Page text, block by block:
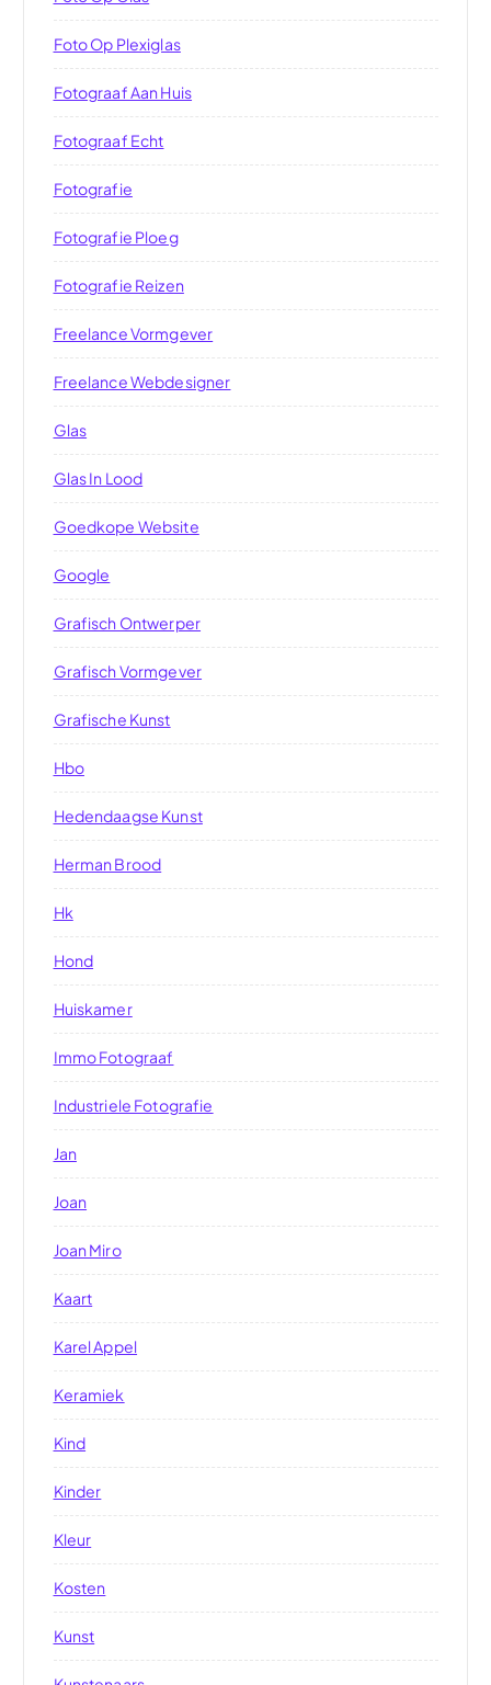
Foto Op Plexiglas
Fotograaf Aan Huis
Fotograaf Echt
Fotografie
Fotografie Ploeg
Fotografie Reizen
Freelance Vormgever
Freelance Webdesigner
Glas
Glas In Lood
Goedkope Website
Google
Grafisch Ontwerper
Grafisch Vormgever
Grafische Kunst
Hbo
Hedendaagse Kunst
Herman Brood
Hk
Hond
Huiskamer
Immo Fotograaf
Industriele Fotografie
Jan
Joan
Joan Miro
Kaart
Karel Appel
Keramiek
Kind
Kinder
Kleur
Kosten
Kunst